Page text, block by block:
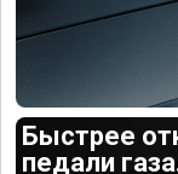
Быстрее
педали